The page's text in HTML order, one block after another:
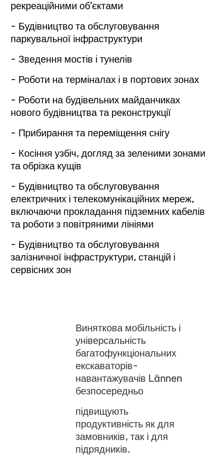
рекреаційними об’єктами
- Будівництво та обслуговування
паркувальної інфраструктури
- Зведення мостів і тунелів
- Роботи на терміналах і в портових зонах
- Роботи на будівельних майданчиках
нового будівництва та реконструкції
- Прибирання та переміщення снігу
- Косіння узбіч, догляд за зеленими зонами
та обрізка кущів
- Будівництво та обслуговування
електричних і телекомунікаційних мереж,
включаючи прокладання підземних кабелів
та роботи з повітряними лініями
- Будівництво та обслуговування
залізничної інфраструктури, станцій і
сервісних зон
Виняткова мобільність і
універсальність
багатофункціональних
екскаваторів-
навантажувачів Lännen
безпосередньо
підвищують
продуктивність як для
замовників, так і для
підрядників.